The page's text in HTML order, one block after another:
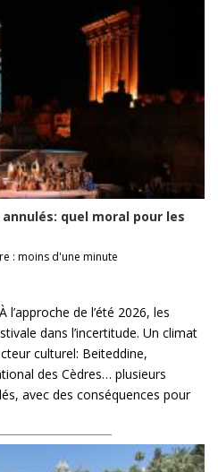
quel moral pour les
: moins d'une minute
de l’été 2026, les
dans l’incertitude. Un climat
culturel: Beiteddine,
des Cèdres… plusieurs
avec des conséquences pour